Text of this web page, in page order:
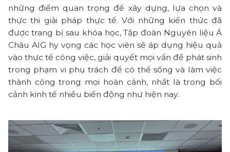
những điểm quan trọng để xây dựng, lựa chọn và
thực thi giải pháp thực tế. Với những kiến thức đã
được trang bị sau khóa học, Tập đoàn Nguyên liệu Á
Châu AIG hy vọng các học viên sẽ áp dụng hiệu quả
vào thực tế công việc, giải quyết mọi vấn đề phát sinh
trong phạm vi phụ trách để có thể sống và làm việc
thành công trong mọi hoàn cảnh, nhất là trong bối
cảnh kinh tế nhiều biến động như hiện nay.